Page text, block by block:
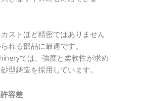
ストほど精密ではありません
れる部品に最適です。
では、強度と柔軟性が求め
型鋳造を採用しています。
容差